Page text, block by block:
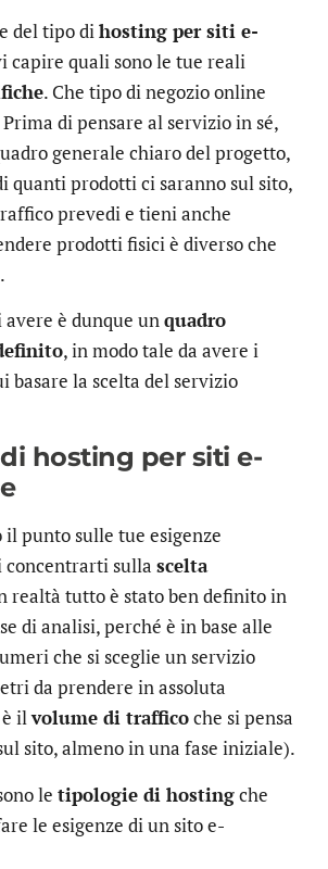
del tipo dihosting per siti e-
capire quali sono le tue reali
. Che tipo di negozio online
di pensare al servizio in sé,
generale chiaro del progetto,
quanti prodotti ci saranno sul sito,
prevedi e tieni anche
prodotti fisici è diverso che
è dunque unquadro
, in modo tale da avere i
basare la scelta del servizio
hosting per siti e-
punto sulle tue esigenze
concentrarti sulla scelta
realtà tutto è stato ben definito in
di analisi, perché è in base alle
che si sceglie un servizio
da prendere in assoluta
è ilvolume di trafficoche si pensa
sito, almeno in una fase iniziale).
le tipologie di hostingche
le esigenze di un sito e-